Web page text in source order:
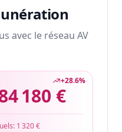
avec le réseau AV
+28.6%
180 €
1 320 €